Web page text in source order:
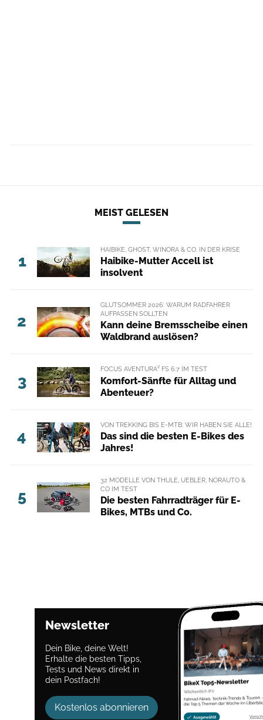
MEIST GELESEN
1
HAIBIKE, GHOST, WINORA & CO. IN DER KRISE
Haibike-Mutter Accell ist
insolvent
2
GLUTSOMMER 2026: WARUM RADFAHRER
AUFPASSEN SOLLTEN
Kann deine Bremsscheibe einen
Waldbrand auslösen?
3
FOCUS AVENTURA² FS 6.7 IM TEST
Komfort-Sänfte für Alltag und
Abenteuer?
4
VON TREKKING BIS E-MTB: WIR HABEN SIE ALLE!
Das sind die besten E-Bikes des
Jahres!
5
32 MODELLE VON THULE, UEBLER, NORAUTO &
CO IM TEST
Die besten Fahrradträger für E-
Bikes, MTBs und Co.
Newsletter
Dein Bike, deine Welt!
Erhalte die besten Tipps,
Tests und News direkt in
dein Postfach!
Kostenlos abonnieren